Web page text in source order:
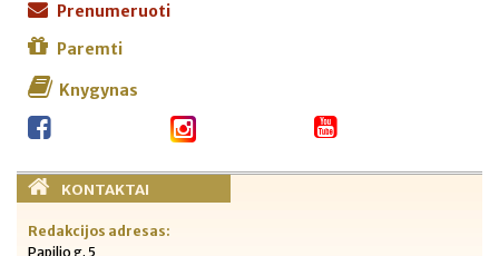
Prenumeruoti
Paremti
Knygynas
KONTAKTAI
Redakcijos adresas:
Papilio g. 5